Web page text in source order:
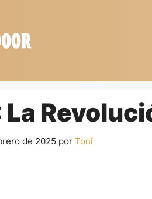
La
de 2025 por Toni